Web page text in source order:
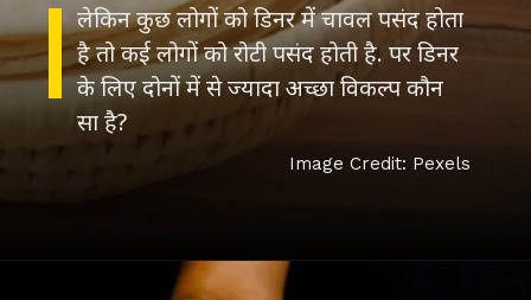
लेकिन कुछ लोगों को डिनर में चावल पसंद होता
है तो कई लोगों को रोटी पसंद होती है. पर डिनर
के लिए दोनों में से ज्यादा अच्छा विकल्प कौन
सा है?
Image Credit: Pexels